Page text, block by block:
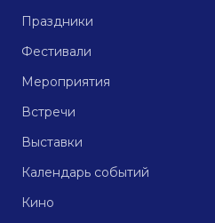
Праздники
Фестивали
Мероприятия
Встречи
Выставки
Календарь событий
Кино